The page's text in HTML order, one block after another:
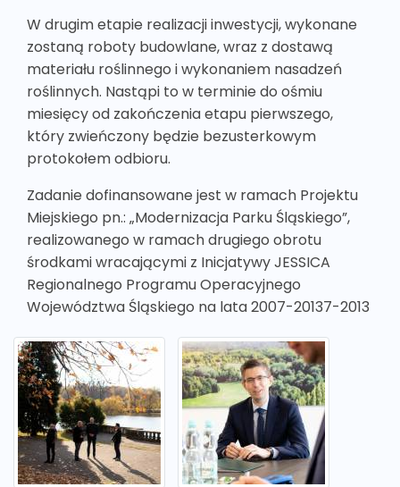
W drugim etapie realizacji inwestycji, wykonane
zostaną roboty budowlane, wraz z dostawą
materiału roślinnego i wykonaniem nasadzeń
roślinnych. Nastąpi to w terminie do ośmiu
miesięcy od zakończenia etapu pierwszego,
który zwieńczony będzie bezusterkowym
protokołem odbioru.
Zadanie dofinansowane jest w ramach Projektu
Miejskiego pn.: „Modernizacja Parku Śląskiego”,
realizowanego w ramach drugiego obrotu
środkami wracającymi z Inicjatywy JESSICA
Regionalnego Programu Operacyjnego
Województwa Śląskiego na lata 2007-20137-2013